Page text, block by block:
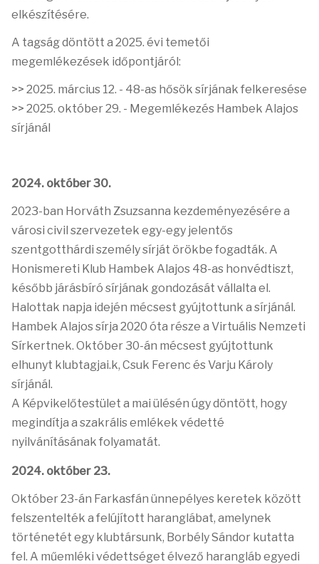
elkészítésére.
A tagság döntött a 2025. évi temetői
megemlékezések időpontjáról:
>> 2025. március 12. - 48-as hősök sírjának felkeresése
>> 2025. október 29. - Megemlékezés Hambek Alajos
sírjánál
2024. október 30.
2023-ban Horváth Zsuzsanna kezdeményezésére a
városi civil szervezetek egy-egy jelentős
szentgotthárdi személy sírját örökbe fogadták. A
Honismereti Klub Hambek Alajos 48-as honvédtiszt,
később járásbíró sírjának gondozását vállalta el.
Halottak napja idején mécsest gyújtottunk a sírjánál.
Hambek Alajos sírja 2020 óta része a Virtuális Nemzeti
Sírkertnek. Október 30-án mécsest gyújtottunk
elhunyt klubtagjai.k, Csuk Ferenc és Varju Károly
sírjánál.
A Képvikelőtestület a mai ülésén úgy döntött, hogy
megindítja a szakrális emlékek védetté
nyilvánításának folyamatát.
2024. október 23.
Október 23-án Farkasfán ünnepélyes keretek között
felszentelték a felújított haranglábat, amelynek
történetét egy klubtársunk, Borbély Sándor kutatta
fel. A műemléki védettséget élvező harangláb egyedi